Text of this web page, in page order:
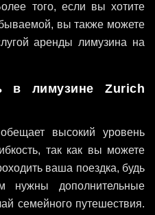
того, если вы хотите
вы также можете
аренды лимузина на
в лимузине Zurich
высокий уровень
так как вы можете
ваша поездка, будь
нужны дополнительные
семейного путешествия.